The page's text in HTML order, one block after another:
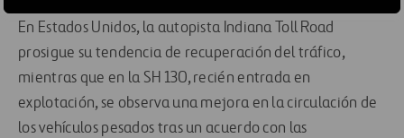
En Estados Unidos, la autopista Indiana Toll Road
prosigue su tendencia de recuperación del tráfico,
mientras que en la SH 130, recién entrada en
explotación, se observa una mejora en la circulación de
los vehículos pesados tras un acuerdo con las